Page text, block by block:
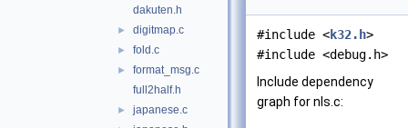
dakuten.h
► digitmap.c
► fold.c
►
format_msg.c
full2half.h
► japanese.c
#include <k32.h>
#include <debug.h>
Include dependency
graph for nls.c: